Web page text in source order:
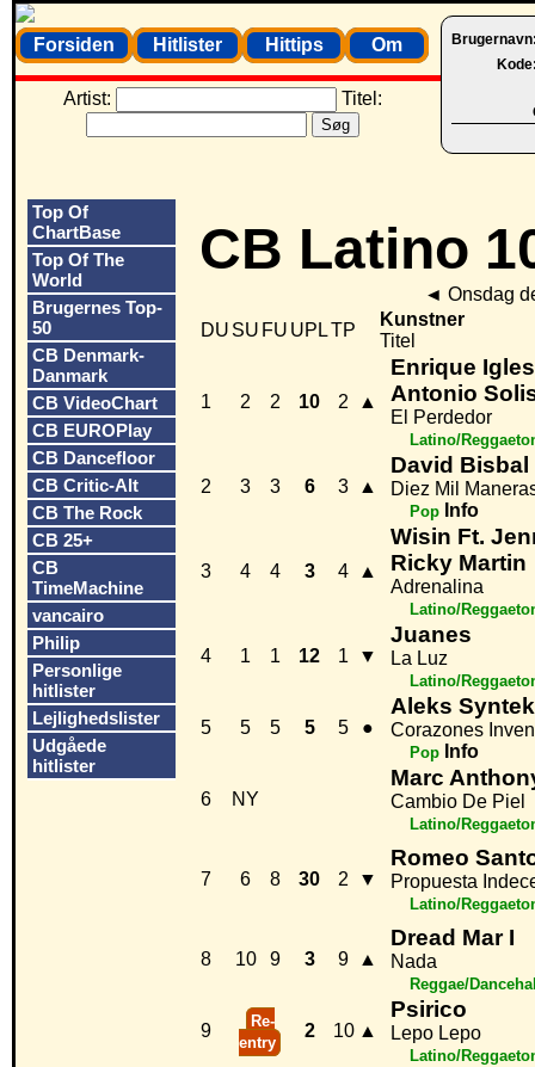
Forsiden Hitlister Hittips Om
Artist: Titel:
Top Of
ChartBase
Top Of The
World
Brugernes Top-
50
CB Denmark-
Danmark
CB VideoChart
CB EUROPlay
CB Dancefloor
CB Critic-Alt
CB The Rock
CB 25+
CB
TimeMachine
vancairo
Philip
Personlige
hitlister
Lejlighedslister
Udgåede
hitlister
CB Latino
◄ Onsdag
DU SU FU UPLTP
Kunstner
Titel
1 2 2 10 2 ▲
Enrique
Antonio
El Perdedor
Latino/
2 3 3 6 3 ▲
David Bisbal
Diez Mil
Pop Info
3 4 4 3 4 ▲
Wisin Ft.
Ricky Martin
Adrenalina
Latino/
4 1 1 12 1 ▼
Juanes
La Luz
Latino/
5 5 5 5 5 ●
Aleks Syntek
Corazones
Pop Info
6 NY
Marc
Cambio De Piel
Latino/
7 6 8 30 2 ▼
Romeo
Propuesta
Latino/
8 10 9 3 9 ▲
Dread Mar I
Nada
Reggae/
9
Re-
entry
2 10 ▲
Psirico
Lepo Lepo
Latino/